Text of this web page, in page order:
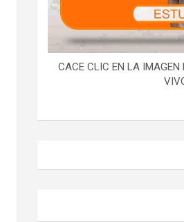
CACE CLIC EN LA IMAGEN